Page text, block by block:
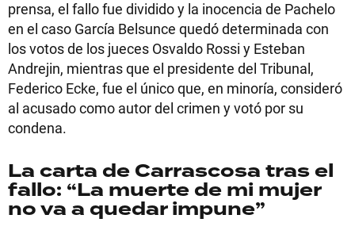
prensa, el fallo fue dividido y la inocencia de Pachelo
en el caso García Belsunce quedó determinada con
los votos de los jueces Osvaldo Rossi y Esteban
Andrejin, mientras que el presidente del Tribunal,
Federico Ecke, fue el único que, en minoría, consideró
al acusado como autor del crimen y votó por su
condena.
La carta de Carrascosa tras el
fallo: “La muerte de mi mujer
no va a quedar impune”